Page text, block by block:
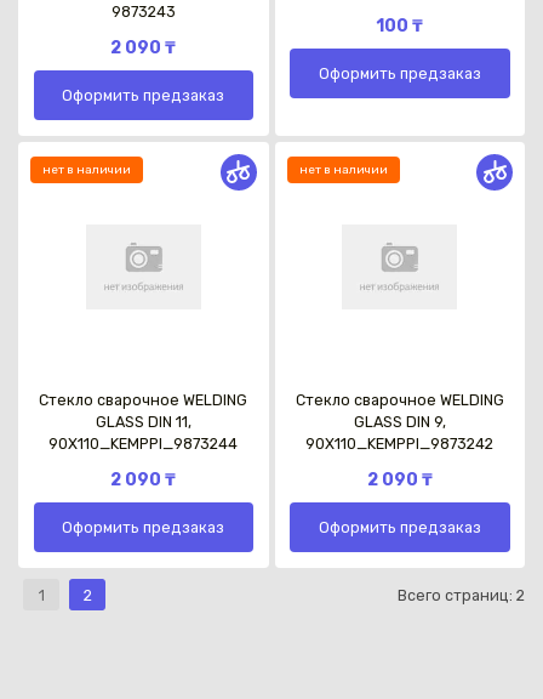
9873243
2 090 ₸
Оформить предзаказ
100 ₸
Оформить предзаказ
нет в наличии
Стекло сварочное WELDING
GLASS DIN 11,
90X110_KEMPPI_9873244
2 090 ₸
Оформить предзаказ
нет в наличии
Стекло сварочное WELDING
GLASS DIN 9,
90X110_KEMPPI_9873242
2 090 ₸
Оформить предзаказ
Всего страниц: 2
1 2